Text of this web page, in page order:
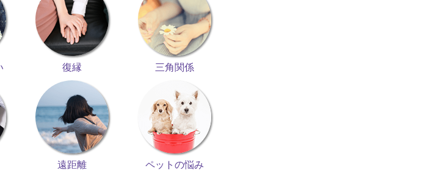
復縁 三角関係
遠距離 ペットの悩み